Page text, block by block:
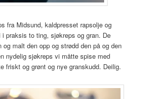
fra Midsund, kaldpresset rapsolje og
praksis to ting, sjøkreps og gran. De
og malt den opp og strødd den på og den
nydelig sjøkreps vi måtte spise med
friskt og grønt og nye granskudd. Deilig.